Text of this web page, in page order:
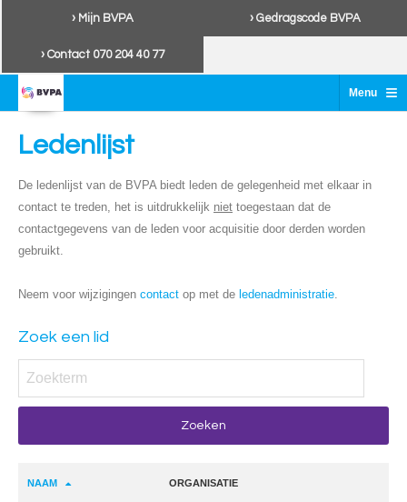
› Mijn BVPA › Gedragscode BVPA
› Contact 070 204 40 77
Menu ≡
Ledenlijst
De ledenlijst van de BVPA biedt leden de gelegenheid met elkaar in
contact te treden, het is uitdrukkelijk niet toegestaan dat de
contactgegevens van de leden voor acquisitie door derden worden
gebruikt.
Neem voor wijzigingen contact op met de ledenadministratie.
Zoek een lid
NAAM ORGANISATIE